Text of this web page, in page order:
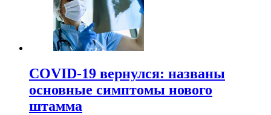
COVID-19 вернулся: названы
основные симптомы нового
штамма